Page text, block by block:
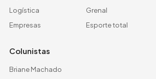
Logística
Empresas
Grenal
Esporte total
Colunistas
Briane Machado